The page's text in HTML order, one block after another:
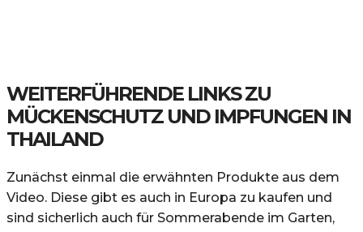
WEITERFÜHRENDE LINKS ZU
MÜCKENSCHUTZ UND IMPFUNGEN IN
THAILAND
Zunächst einmal die erwähnten Produkte aus dem
Video. Diese gibt es auch in Europa zu kaufen und
sind sicherlich auch für Sommerabende im Garten,